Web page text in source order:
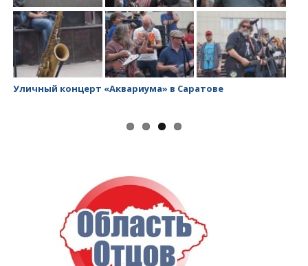
Уличный концерт «Аквариума» в Саратове